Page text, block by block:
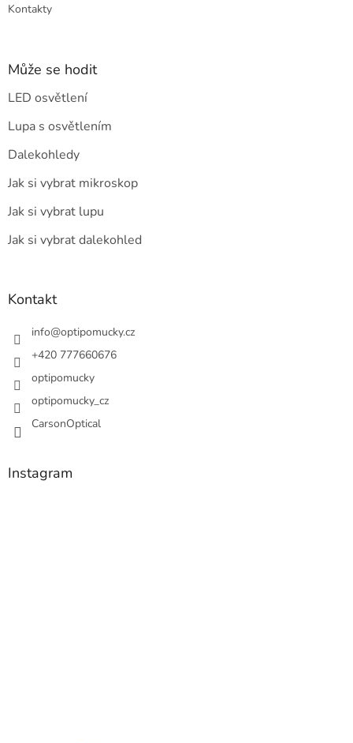
Kontakty
Může se hodit
LED osvětlení
Lupa s osvětlením
Dalekohledy
Jak si vybrat mikroskop
Jak si vybrat lupu
Jak si vybrat dalekohled
Kontakt
info@optipomucky.cz
+420 777660676
optipomucky
optipomucky_cz
CarsonOptical
Instagram